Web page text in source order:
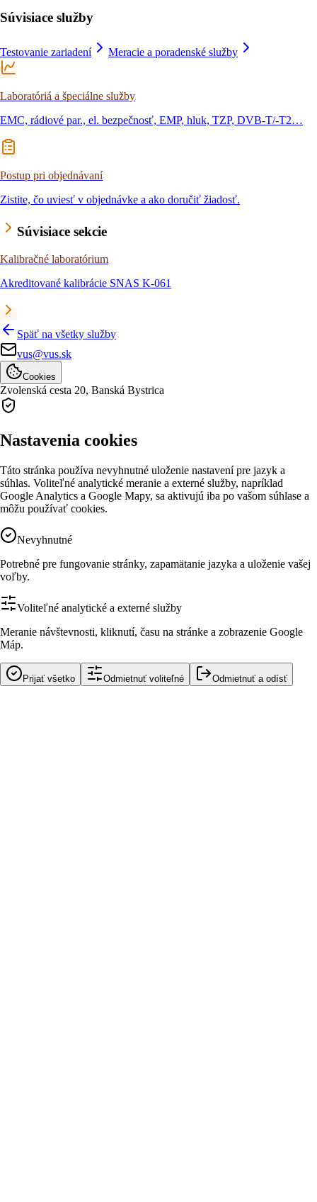
Súvisiace služby
Testovanie zariadení Meracie a poradenské služby
Laboratóriá a špeciálne služby
EMC, rádiové par., el. bezpečnosť, EMP, hluk, TZP, DVB-T/-T2…
Postup pri objednávaní
Zistite, čo uviesť v objednávke a ako doručiť žiadosť.
Súvisiace sekcie
Kalibračné laboratórium
Akreditované kalibrácie SNAS K-061
Späť na všetky služby
vus@vus.sk
Cookies
Zvolenská cesta 20, Banská Bystrica
Nastavenia cookies
Táto stránka používa nevyhnutné uloženie nastavení pre jazyk a
súhlas. Voliteľné analytické meranie a externé služby, napríklad
Google Analytics a Google Mapy, sa aktivujú iba po vašom súhlase a
môžu používať cookies.
Nevyhnutné
Potrebné pre fungovanie stránky, zapamätanie jazyka a uloženie vašej
voľby.
Voliteľné analytické a externé služby
Meranie návštevnosti, kliknutí, času na stránke a zobrazenie Google
Máp.
Prijať všetko Odmietnuť voliteľné Odmietnuť a odísť